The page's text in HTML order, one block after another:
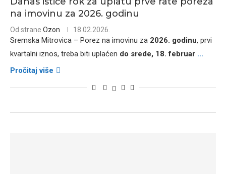
na imovinu za 2026. godinu
Od strane Ozon 18.02.2026.
Sremska Mitrovica – Porez na imovinu za 2026. godinu, prvi
kvartalni iznos, treba biti uplaćen do srede, 18. februar ...
Pročitaj više